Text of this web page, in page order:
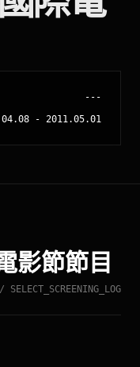
---
- 2011.05.01
影節節目
SELECT_SCREENING_LOG